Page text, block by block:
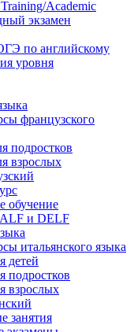
Academic
экзамен
по английскому
уровня
французского
подростков
взрослых
обучение
и DELF
итальянского языка
детей
подростков
взрослых
занятия